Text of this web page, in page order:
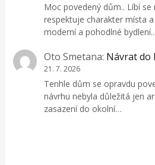
Moc povedený dům.. Líbí
respektuje charakter místa
moderní a pohodlné
Oto Smetana: Návrat do
21. 7. 2026
Tenhle dům se opravdu
návrhu nebyla důležitá jen
zasazení do okolní…